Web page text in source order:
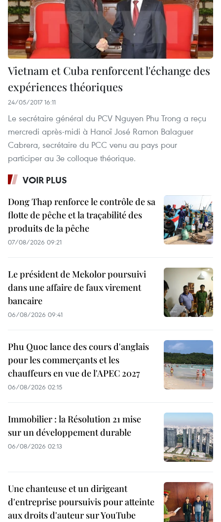
Vietnam et Cuba renforcent l'échange des
expériences théoriques
24/05/2017 16:11
Le secrétaire général du PCV Nguyen Phu Trong a reçu
mercredi après-midi à Hanoï José Ramon Balaguer
Cabrera, secrétaire du PCC venu au pays pour
participer au 3e colloque théorique.
VOIR PLUS
Dong Thap renforce le contrôle de sa
flotte de pêche et la traçabilité des
produits de la pêche
07/08/2026 09:21
Le président de Mekolor poursuivi
dans une affaire de faux virement
bancaire
06/08/2026 09:41
Phu Quoc lance des cours d'anglais
pour les commerçants et les
chauffeurs en vue de l'APEC 2027
06/08/2026 02:15
Immobilier : la Résolution 21 mise
sur un développement durable
06/08/2026 02:13
Une chanteuse et un dirigeant
d'entreprise poursuivis pour atteinte
aux droits d'auteur sur YouTube